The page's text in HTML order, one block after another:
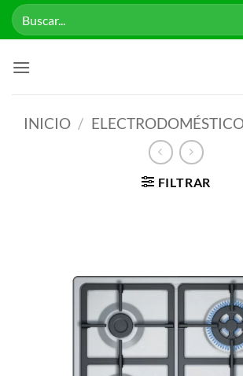
Saltar
Buscar
por:
INICIO /
FILTRAR